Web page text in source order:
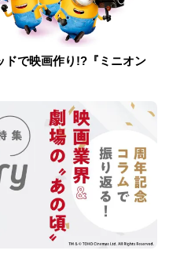
ドで映画作り!?『ミニオン